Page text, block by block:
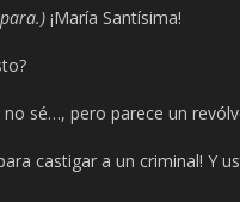
¡María Santísima!
no sé…, pero parece un
castigar a un criminal! Y